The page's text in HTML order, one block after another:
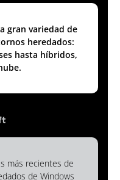
gran variedad de
heredados:
hasta híbridos,
más recientes de
de Windows